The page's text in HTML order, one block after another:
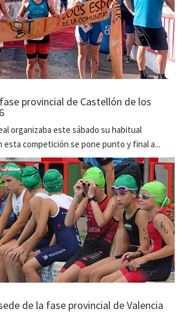
provincial de Castellón de los
organizaba este sábado su habitual
esta competición se pone punto y final a...
de la fase provincial de Valencia